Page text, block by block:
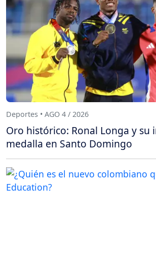
Deportes • AGO 4 / 2026
Oro histórico: Ronal Longa y su
medalla en Santo Domingo